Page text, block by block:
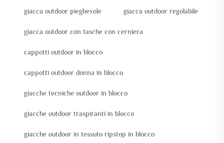
giacca outdoor pieghevole giacca outdoor regolabile
giacca outdoor con tasche con cerniera
cappotti outdoor in blocco
cappotti outdoor donna in blocco
giacche tecniche outdoor in blocco
giacche outdoor traspiranti in blocco
giacche outdoor in tessuto ripstop in blocco